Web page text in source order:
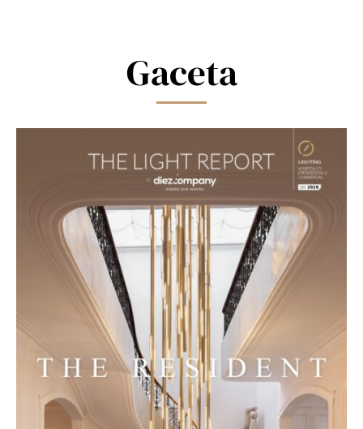
Gaceta